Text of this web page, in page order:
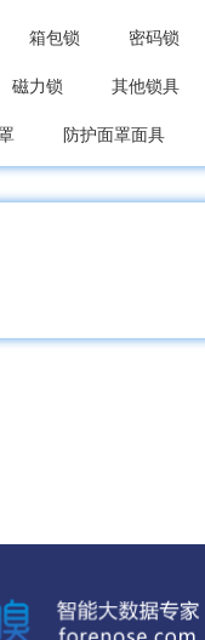
箱包锁 密码锁
磁力锁 其他锁具
防护面罩面具